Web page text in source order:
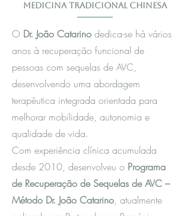
Medicina Tradicional Chinesa
O Dr. João Catarino dedica-se há vários
anos à recuperação funcional de
pessoas com sequelas de AVC,
desenvolvendo uma abordagem
terapêutica integrada orientada para
melhorar mobilidade, autonomia e
qualidade de vida.
Com experiência clínica acumulada
desde 2010, desenvolveu o Programa
de Recuperação de Sequelas de AVC –
Método Dr. João Catarino, atualmente